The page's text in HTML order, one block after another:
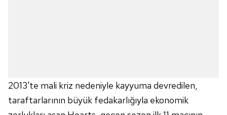
2013'te mali kriz nedeniyle kayyuma devredilen,
taraftarlarının büyük fedakarlığıyla ekonomik